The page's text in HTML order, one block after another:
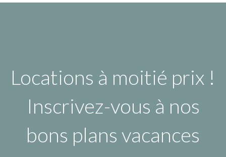
Locations à moitié prix !
Inscrivez-vous à nos
bons plans vacances